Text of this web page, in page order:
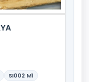
SI002 M1